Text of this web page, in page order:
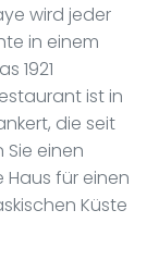
wird jeder
in einem
1921
ist in
die seit
einen
Haus für einen
Küste